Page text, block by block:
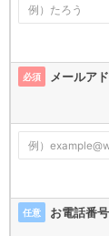
必須 メールア
任意 お電話番号